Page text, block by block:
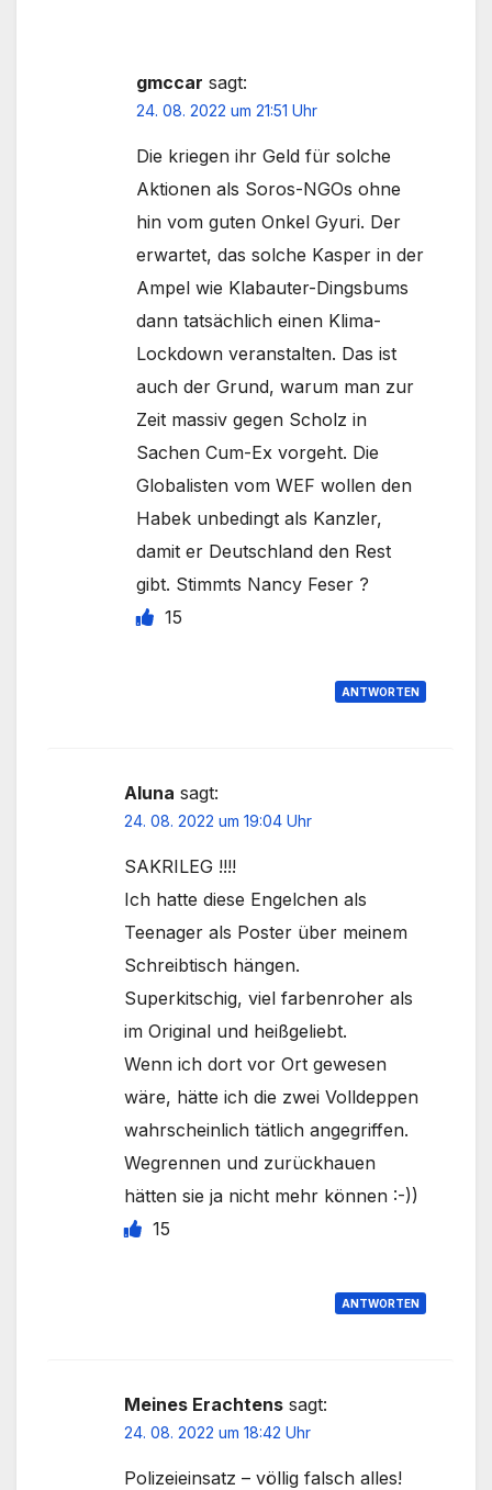
gmccar sagt:
24. 08. 2022 um 21:51 Uhr
Die kriegen ihr Geld für solche
Aktionen als Soros-NGOs ohne
hin vom guten Onkel Gyuri. Der
erwartet, das solche Kasper in der
Ampel wie Klabauter-Dingsbums
dann tatsächlich einen Klima-
Lockdown veranstalten. Das ist
auch der Grund, warum man zur
Zeit massiv gegen Scholz in
Sachen Cum-Ex vorgeht. Die
Globalisten vom WEF wollen den
Habek unbedingt als Kanzler,
damit er Deutschland den Rest
gibt. Stimmts Nancy Feser ?
15
ANTWORTEN
Aluna sagt:
24. 08. 2022 um 19:04 Uhr
SAKRILEG !!!!
Ich hatte diese Engelchen als
Teenager als Poster über meinem
Schreibtisch hängen.
Superkitschig, viel farbenroher als
im Original und heißgeliebt.
Wenn ich dort vor Ort gewesen
wäre, hätte ich die zwei Volldeppen
wahrscheinlich tätlich angegriffen.
Wegrennen und zurückhauen
hätten sie ja nicht mehr können :-))
15
ANTWORTEN
Meines Erachtens sagt:
24. 08. 2022 um 18:42 Uhr
Polizeieinsatz – völlig falsch alles!